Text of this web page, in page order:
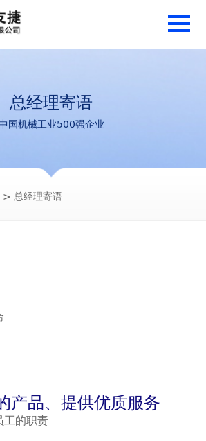
总经理寄语
国机械工业500强企业
> 总经理寄语
产品、提供优质服务
工的职责